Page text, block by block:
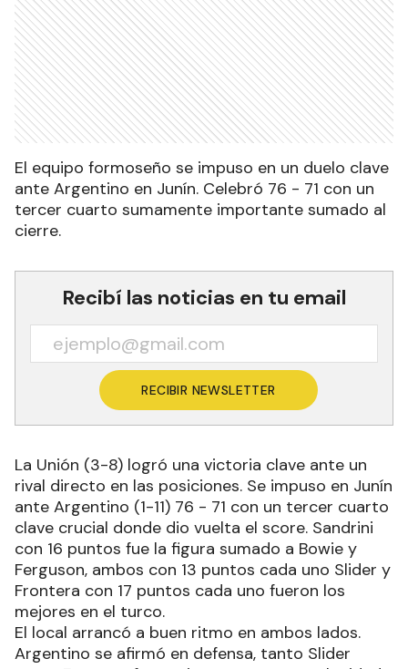
El equipo formoseño se impuso en un duelo clave
ante Argentino en Junín. Celebró 76 - 71 con un
tercer cuarto sumamente importante sumado al
cierre.
Recibí las noticias en tu email
RECIBIR NEWSLETTER
La Unión (3-8) logró una victoria clave ante un
rival directo en las posiciones. Se impuso en Junín
ante Argentino (1-11) 76 - 71 con un tercer cuarto
clave crucial donde dio vuelta el score. Sandrini
con 16 puntos fue la figura sumado a Bowie y
Ferguson, ambos con 13 puntos cada uno Slider y
Frontera con 17 puntos cada uno fueron los
mejores en el turco.
El local arrancó a buen ritmo en ambos lados.
Argentino se afirmó en defensa, tanto Slider